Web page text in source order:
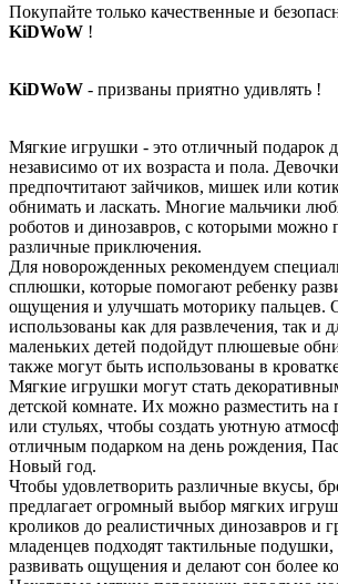
Покупайте только качественные и
KiDWoW !
KiDWoW - призваны приятно удивлять !
Мягкие игрушки - это отличный подарок
независимо от их возраста и пола.
предпочтитают зайчиков, мишек или
обнимать и ласкать. Многие мальчики
роботов и динозавров, с которыми можно
различные приключения.
Для новорожденных рекомендуем
сплюшки, которые помогают ребенку
ощущения и улучшать моторику пальцев.
использованы как для развлечения, так и
маленьких детей подойдут плюшевые
также могут быть использованы в
Мягкие игрушки могут стать
детской комнате. Их можно разместить на
или стульях, чтобы создать уютную
отличным подарком на день рождения,
Новый год.
Чтобы удовлетворить различные вкусы,
предлагает огромный выбор мягких
кроликов до реалистичных динозавров и
младенцев подходят тактильные
развивать ощущения и делают сон более